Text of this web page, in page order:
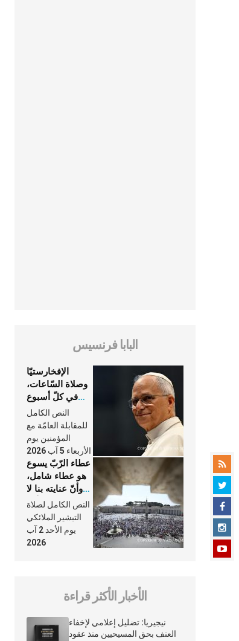
البابا فرنسيس
الإفخارستيّا
وصلاة السّاعات،
في كلّ أسبوع
وكلّ يوم، هما
النَّفَس في حياة
الكنيسة
النص الكامل
للمقابلة العامّة مع
المؤمنين يوم
الأربعاء 5 آب 2026
عطاء الرّبّ يسوع
هو عطاء شامل،
وأنّ عنايته بنا لا
تغيب عنّا أبدًا
النص الكامل لصلاة
التبشير الملائكي
يوم الأحد 2 آب
2026
الأخبار الأكثر قراءة
نيجيريا: تضليل إعلامي لإخفاء
العنف بحق المسيحيين منذ عقود